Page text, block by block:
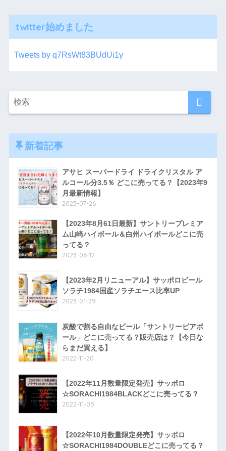
twitter始めました
Tweets by q7RsWt83BUdUi1y
新着記事
アサヒ スーパードライ ドライクリスタル ア
ルコール分3.5％ どこに売ってる？【2023年9
月最新情報】
2023-07-26
【2023年8月61日最新】サントリープレミア
ム山崎ハイボール＆白州ハイボールどこに売
ってる？
2023-06-12
【2023年2月リニューアル】サッポロビール
ソラチ1984国産ソラチエース比率UP
2023-01-29
炭酸で割る自由なビール「サントリービアボ
ール」どこに売ってる？販売店は？【今日な
らまだ買える】
2022-11-20
【2022年11月数量限定発売】サッポロ
☆SORACHI1984BLACKどこに売ってる？
2022-11-05
【2022年10月数量限定発売】サッポロ
☆SORACHI1984DOUBLEどこに売ってる？